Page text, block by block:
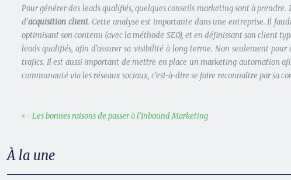
Pour générer des leads qualifiés, quelques conseils marketing sont à
d’acquisition client. Cette analyse est importante dans une entreprise. Il
optimisant son contenu (avec la méthode SEO), et en définissant son client
leads qualifiés, afin d’assurer sa visibilité à long terme. Non seulement
trafics. Il est aussi important de mettre en place un marketing automation
communauté via les réseaux sociaux, c’est-à-dire se faire reconnaître par
Les bonnes raisons de passer à l’Inbound Marketing
À la une